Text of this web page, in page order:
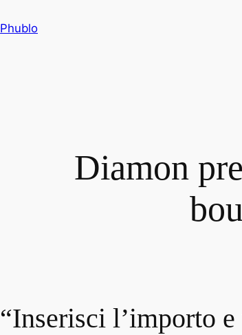
Phublo
Diamon
“Inserisci l’importo